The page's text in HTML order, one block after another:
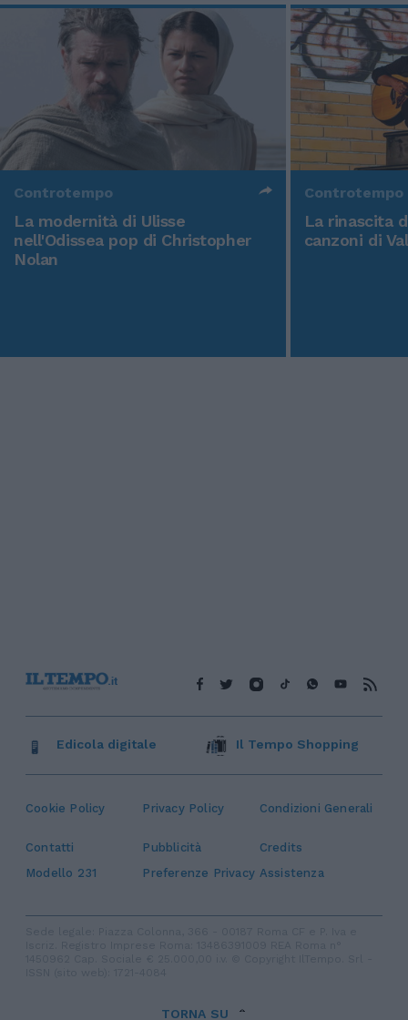
Controtempo
La modernità di Ulisse
nell'Odissea pop di Christopher
Nolan
Controtempo
La rinascita
canzoni di
Cookie Policy Privacy Policy Condizioni Generali
Contatti Pubblicità
Credits
Modello 231
Preferenze Privacy Assistenza
Edicola digitale Il Tempo Shopping
TORNA SU